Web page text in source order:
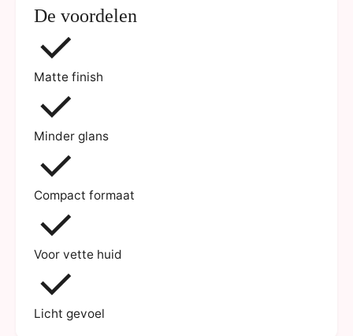
De voordelen
Matte finish
Minder glans
Compact formaat
Voor vette huid
Licht gevoel